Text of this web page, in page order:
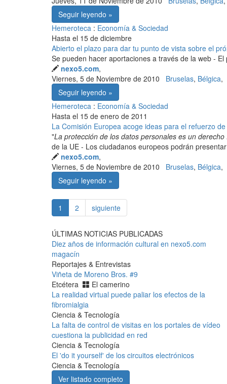
Seguir leyendo »
Hemeroteca : Economía & Sociedad
Hasta el 15 de diciembre
Abierto el plazo para dar tu punto de vista sobre el
Se pueden hacer aportaciones a través de la web -
nexo5.com,
Viernes, 5 de Noviembre de 2010 Bruselas, Bélgica,
Seguir leyendo »
Hemeroteca : Economía & Sociedad
Hasta el 15 de enero de 2011
La Comisión Europea acoge ideas para el refuerzo
"La protección de los datos personales es un
de la UE - Los ciudadanos europeos podrán
nexo5.com,
Viernes, 5 de Noviembre de 2010 Bruselas, Bélgica,
Seguir leyendo »
1 2 siguiente
ÚLTIMAS NOTICIAS PUBLICADAS
Diez años de información cultural en nexo5.com
magacín
Reportajes & Entrevistas
Viñeta de Moreno Bros. #9
Etcétera
El camerino
La realidad virtual puede paliar los efectos de la
fibromialgia
Ciencia & Tecnología
La falta de control de visitas en los portales de vídeo
cuestiona la publicidad en red
Ciencia & Tecnología
El 'do it yourself' de los circuitos electrónicos
Ciencia & Tecnología
Ver listado completo